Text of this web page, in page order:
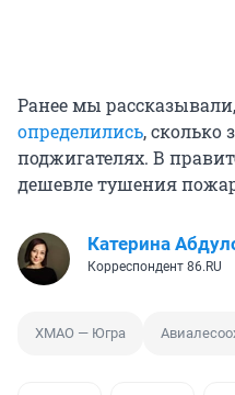
Ранее мы
определились, сколько
поджигателях. В
дешевле тушения
Катерина
Корреспондент 86.RU
ХМАО — Югра